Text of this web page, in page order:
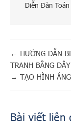
Diễn Đàn Toán
← HƯỚNG DẪN
TRANH BẰNG
→ TẠO HÌNH
Bài viết liên